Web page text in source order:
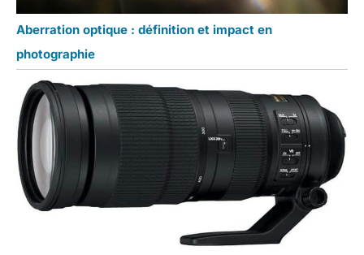
Aberration optique : définition et impact en
photographie